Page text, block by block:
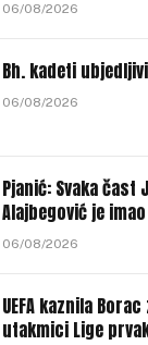
06/08/2026
Bh. kadeti
06/08/2026
Pjanić: Svaka čast
Alajbegović je
06/08/2026
UEFA kaznila
utakmici Lige